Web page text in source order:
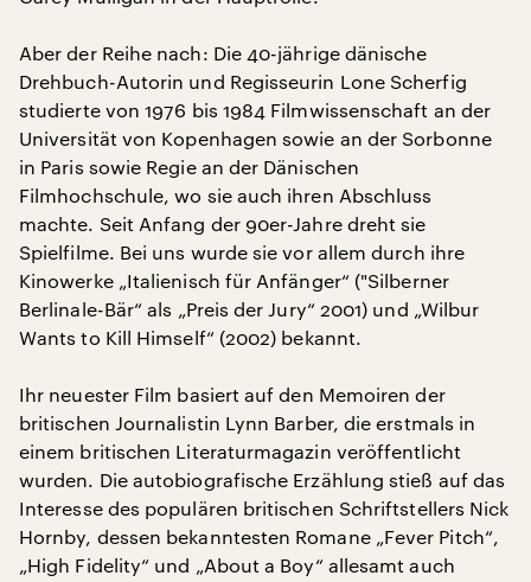
Aber der Reihe nach: Die 40-jährige dänische
Drehbuch-Autorin und Regisseurin Lone Scherfig
studierte von 1976 bis 1984 Filmwissenschaft an der
Universität von Kopenhagen sowie an der Sorbonne
in Paris sowie Regie an der Dänischen
Filmhochschule, wo sie auch ihren Abschluss
machte. Seit Anfang der 90er-Jahre dreht sie
Spielfilme. Bei uns wurde sie vor allem durch ihre
Kinowerke „Italienisch für Anfänger“ ("Silberner
Berlinale-Bär“ als „Preis der Jury“ 2001) und „Wilbur
Wants to Kill Himself“ (2002) bekannt.
Ihr neuester Film basiert auf den Memoiren der
britischen Journalistin Lynn Barber, die erstmals in
einem britischen Literaturmagazin veröffentlicht
wurden. Die autobiografische Erzählung stieß auf das
Interesse des populären britischen Schriftstellers Nick
Hornby, dessen bekanntesten Romane „Fever Pitch“,
„High Fidelity“ und „About a Boy“ allesamt auch